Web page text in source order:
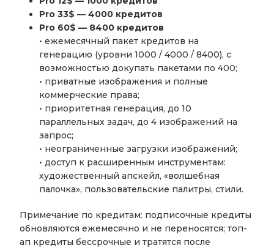
Pro 33$ — 4000 кредитов
Pro 60$ — 8400 кредитов
• ежемесячный пакет кредитов на
генерацию (уровни 1000 / 4000 / 8400), с
возможностью докупать пакетами по 400;
• приватные изображения и полные
коммерческие права;
• приоритетная генерация, до 10
параллельных задач, до 4 изображений на
запрос;
• неограниченные загрузки изображений;
• доступ к расширенным инструментам:
художественный апскейл, «волшебная
палочка», пользовательские палитры, стили.
Примечание по кредитам: подписочные кредиты
обновляются ежемесячно и не переносятся; топ-
ап кредиты бессрочные и тратятся после